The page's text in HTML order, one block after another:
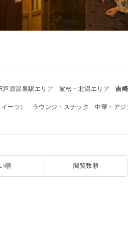
芦原温泉駅エリア 波松・北潟エリア 吉
ーツ） ラウンジ・スナック 中華・アジ
順 閲覧数順